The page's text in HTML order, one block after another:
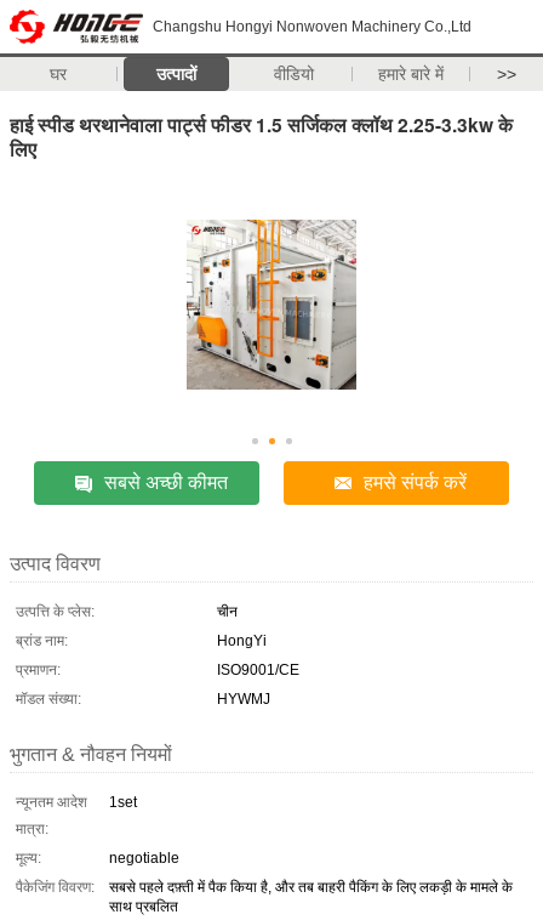
Changshu Hongyi Nonwoven Machinery Co.,Ltd
घर उत्पादों वीडियो हमारे बारे में >>
हाई स्पीड थरथानेवाला पार्ट्स फीडर 1.5 सर्जिकल क्लॉथ 2.25-3.3kw के
लिए
सबसे अच्छी कीमत हमसे संपर्क करें
उत्पाद विवरण
उत्पत्ति के प्लेस:
चीन
ब्रांड नाम:
HongYi
प्रमाणन:
ISO9001/CE
मॉडल संख्या:
HYWMJ
भुगतान & नौवहन नियमों
न्यूनतम आदेश
मात्रा:
1set
मूल्य:
negotiable
पैकेजिंग विवरण:
सबसे पहले दफ़्ती में पैक किया है, और तब बाहरी पैकिंग के लिए लकड़ी के मामले के
साथ प्रबलित